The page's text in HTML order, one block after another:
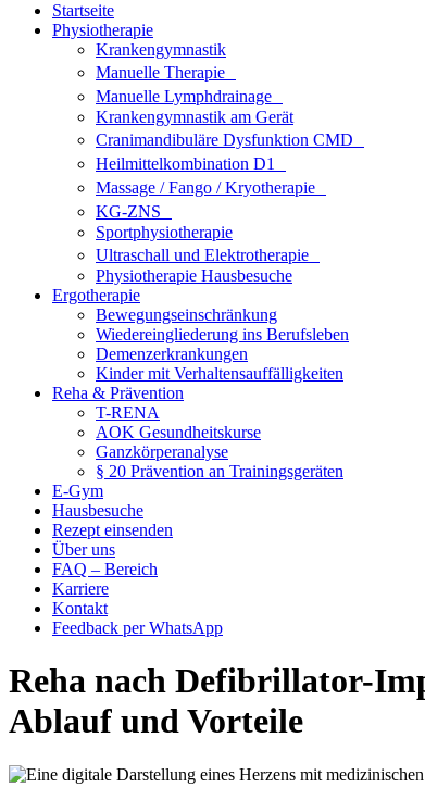
Startseite
Physiotherapie
Krankengymnastik
Manuelle Therapie
Manuelle Lymphdrainage
Krankengymnastik am Gerät
Cranimandibuläre Dysfunktion CMD
Heilmittelkombination D1
Massage / Fango / Kryotherapie
KG-ZNS
Sportphysiotherapie
Ultraschall und Elektrotherapie
Physiotherapie Hausbesuche
Ergotherapie
Bewegungseinschränkung
Wiedereingliederung ins Berufsleben
Demenzerkrankungen
Kinder mit Verhaltensauffälligkeiten
Reha & Prävention
T-RENA
AOK Gesundheitskurse
Ganzkörperanalyse
§ 20 Prävention an Trainingsgeräten
E-Gym
Hausbesuche
Rezept einsenden
Über uns
FAQ – Bereich
Karriere
Kontakt
Feedback per WhatsApp
Reha nach Defibrillator-
Ablauf und Vorteile